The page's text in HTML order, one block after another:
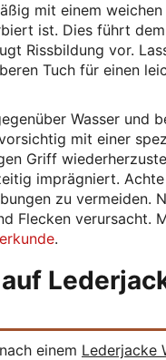
mit einem
ist. Dies führt
Rissbildung vor.
Tuch für einen
Wasser und
mit einer
Griff
imprägniert.
zu vermeiden.
Flecken verursacht.
.
einem Lederjacke